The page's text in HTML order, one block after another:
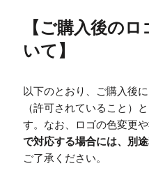
【ご購入後のロ
いて 】
以下のとおり、ご購入後
（許可されていること）
す。なお、ロゴの色変更
で対応する場合には、別
ご了承ください。